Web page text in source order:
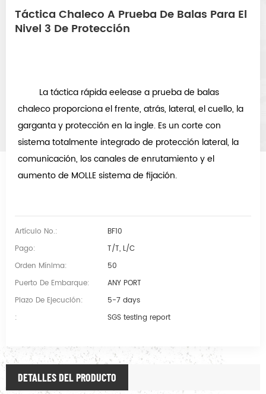
Táctica Chaleco A Prueba De Balas Para El
Nivel 3 De Protección
La táctica rápida eelease a prueba de balas
chaleco proporciona el frente, atrás, lateral, el cuello, la
garganta y protección en la ingle. Es un corte con
sistema totalmente integrado de protección lateral, la
comunicación, los canales de enrutamiento y el
aumento de MOLLE sistema de fijación.
Artículo No.:
BF10
Pago:
T/T, L/C
Orden Mínima:
50
Puerto De Embarque:
ANY PORT
Plazo De Ejecución:
5-7 days
:
SGS testing report
DETALLES DEL PRODUCTO